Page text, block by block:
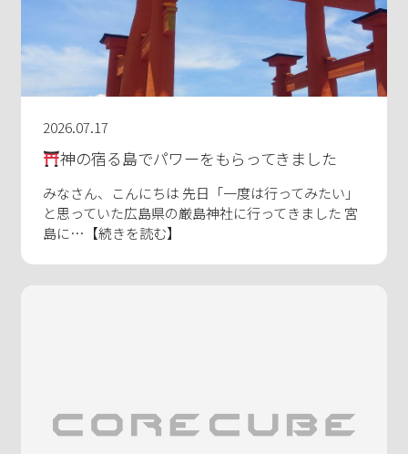
2026.07.17
神の宿る島でパワーをもらってきました
みなさん、こんにちは 先日「一度は行ってみたい」
と思っていた広島県の厳島神社に行ってきました 宮
島に…【続きを読む】